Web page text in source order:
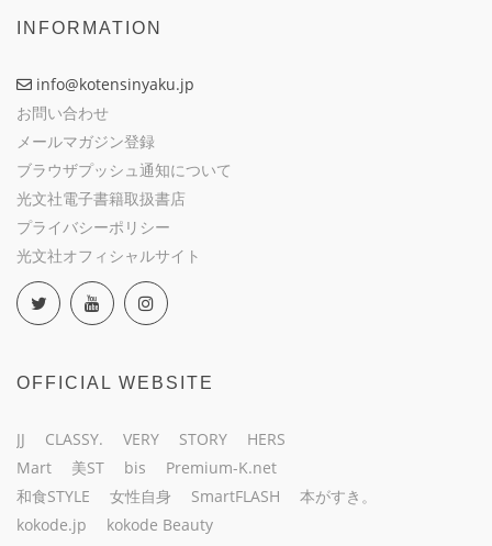
INFORMATION
info@kotensinyaku.jp
お問い合わせ
メールマガジン登録
ブラウザプッシュ通知について
光文社電子書籍取扱書店
プライバシーポリシー
光文社オフィシャルサイト
OFFICIAL WEBSITE
JJ CLASSY. VERY STORY
HERS
Mart
美ST bis
Premium-K.net
和食STYLE
女性自身 SmartFLASH
本がすき。
kokode.jp
kokode Beauty